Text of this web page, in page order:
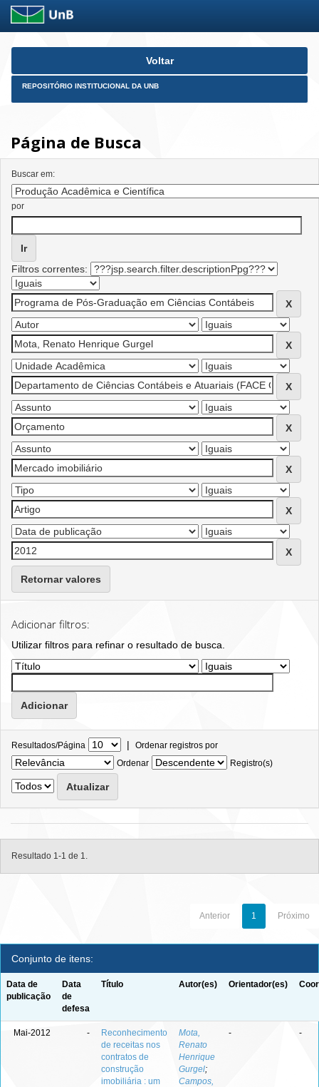
Skip
Voltar
REPOSITÓRIO INSTITUCIONAL DA UNB
Página de Busca
Buscar em:
por
Filtros correntes:
Retornar valores
Adicionar filtros:
Utilizar filtros para refinar o resultado de busca.
Resultados/Página | Ordenar registros por
Ordenar
Registro(s)
Resultado 1-1 de 1.
Anterior 1 Próximo
Conjunto de itens:
Data de
publicação
Data
de
defesa
Título Autor(es) Orientador(es)
Mai-2012 -
Reconhecimento
de receitas nos
contratos de
construção
imobiliária : um
Mota,
Renato
Henrique
Gurgel;
Campos,
- -